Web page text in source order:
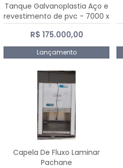
Tanque Galvanoplastia Aço e
revestimento de pvc - 7000 x
2200 mm
R$ 175.000,00
Lançamento
Capela De Fluxo Laminar
Pachane